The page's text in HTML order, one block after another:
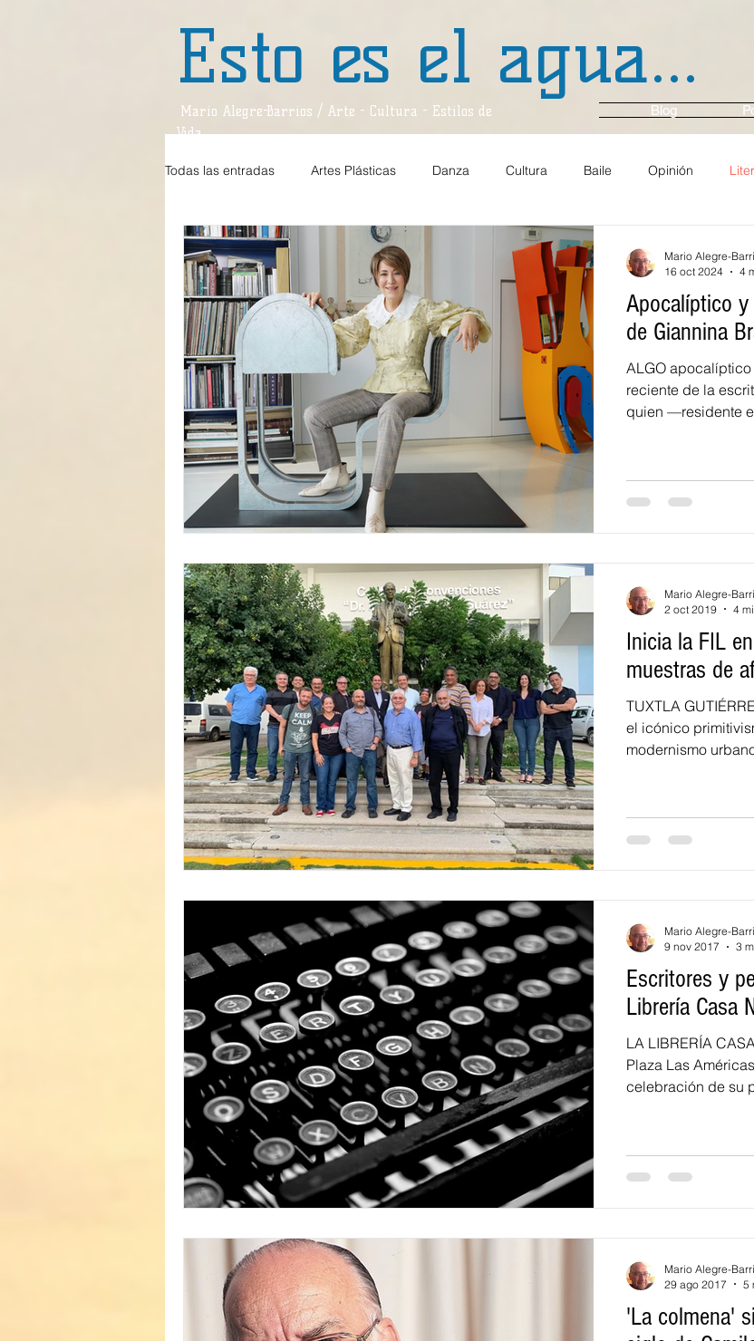
Esto es el agua...
Blog
Mario Alegre-Barrios / Arte - Cultura - Estilos de
Vida
Todas las entradas Artes Plásticas Danza Cultura Baile Opinión
Estilos de Vida Danza y Ballet Música En Voz Alta...
Teatro / Reseña Divagaciones Comunidad Gastronomía Arte y Cultura
Música / Crítica Sociedad Espejo Viajes En el momento Crónica
In Memoriam
Apocalíptico y
de Giannina
ALGO
reciente de la
quien —residente
Humanidades del
Universidad de
global que incide p
Mario Alegre-
16 oct 2024
4
Inicia la FIL
muestras de
TUXTLA
el icónico
modernismo
Mario Alegre-
2 oct 2019
4
Escritores y
Librería Casa
LA LIBRERÍA
Plaza Las
celebración de su
Mario Alegre-
9 nov 2017
3
'La colmena'
Mario Alegre-
29 ago 2017
5